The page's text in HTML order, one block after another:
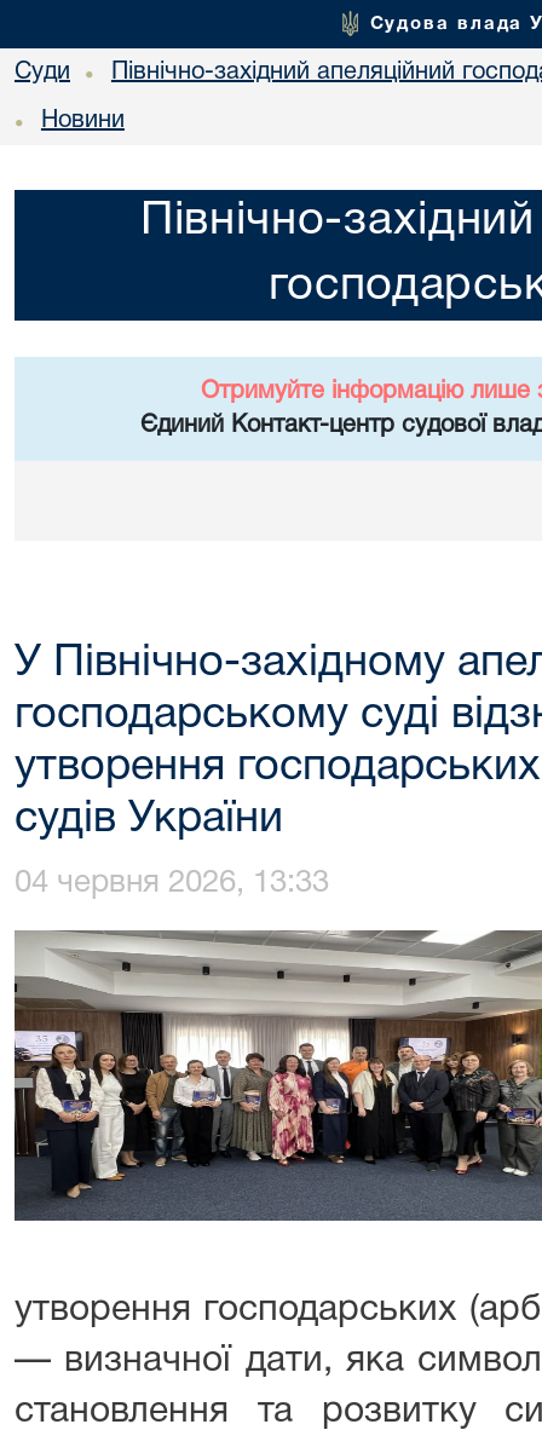
Судова влада
Суди • Північно-західний апеляційний
• Новини
Північно-
Отримуйте інформацію лише
Єдиний Контакт-центр судової
У Північно-західному
господарському суді
утворення
судів України
04 червня 2026, 13:33
утворення господарських
— визначної дати, яка
становлення та розвитку